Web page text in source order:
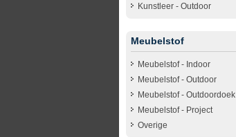
Kunstleer - Outdoor
Meubelstof
Meubelstof - Indoor
Meubelstof - Outdoor
Meubelstof - Outdoordoek
Meubelstof - Project
Overige